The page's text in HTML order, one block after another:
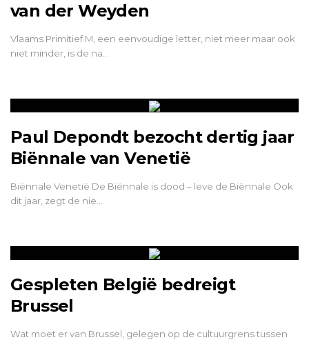
van der Weyden
Vlaams Primitief M, een eenvoudige letter, niet meer maar ook
niet minder, is de na…
Paul Depondt bezocht dertig jaar
Biënnale van Venetië
Biënnale Venetië De Biënnale is dood – leve de Biënnale Ook
dit jaar, zegt de nie…
Gespleten België bedreigt
Brussel
Wat moet er van Brussel, gelegen op de cultuurgrens tussen